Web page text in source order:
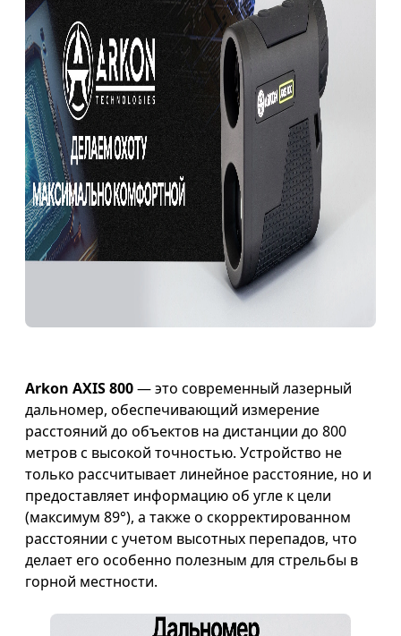
Arkon AXIS 800— это современный лазерный
дальномер, обеспечивающий измерение
расстояний до объектов на дистанции до 800
метров с высокой точностью. Устройство не
только рассчитывает линейное расстояние, но и
предоставляет информацию об угле к цели
(максимум 89°), а также о скорректированном
расстоянии с учетом высотных перепадов, что
делает его особенно полезным для стрельбы в
горной местности.